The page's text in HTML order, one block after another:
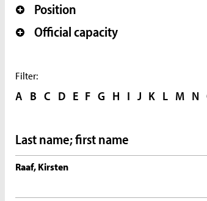
Position
Official capacity
Filter:
A B C D E F G H I J K L M N
Last name; first name
Raaf, Kirsten